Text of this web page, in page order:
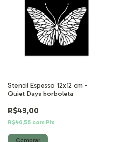
Stencil Espesso 12x12 cm -
Quiet Days borboleta
R$49,00
R$46,55 com Pix